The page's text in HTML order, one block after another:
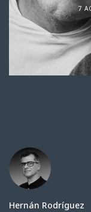
7
Hernán Rodríguez